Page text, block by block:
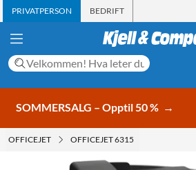
PRIVATPERSON BEDRIFT
SOMMERSALG – Opptil 50 % →
OFFICEJET OFFICEJET 6315